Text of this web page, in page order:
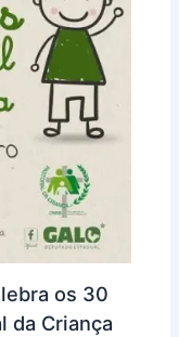
os 30
da Criança